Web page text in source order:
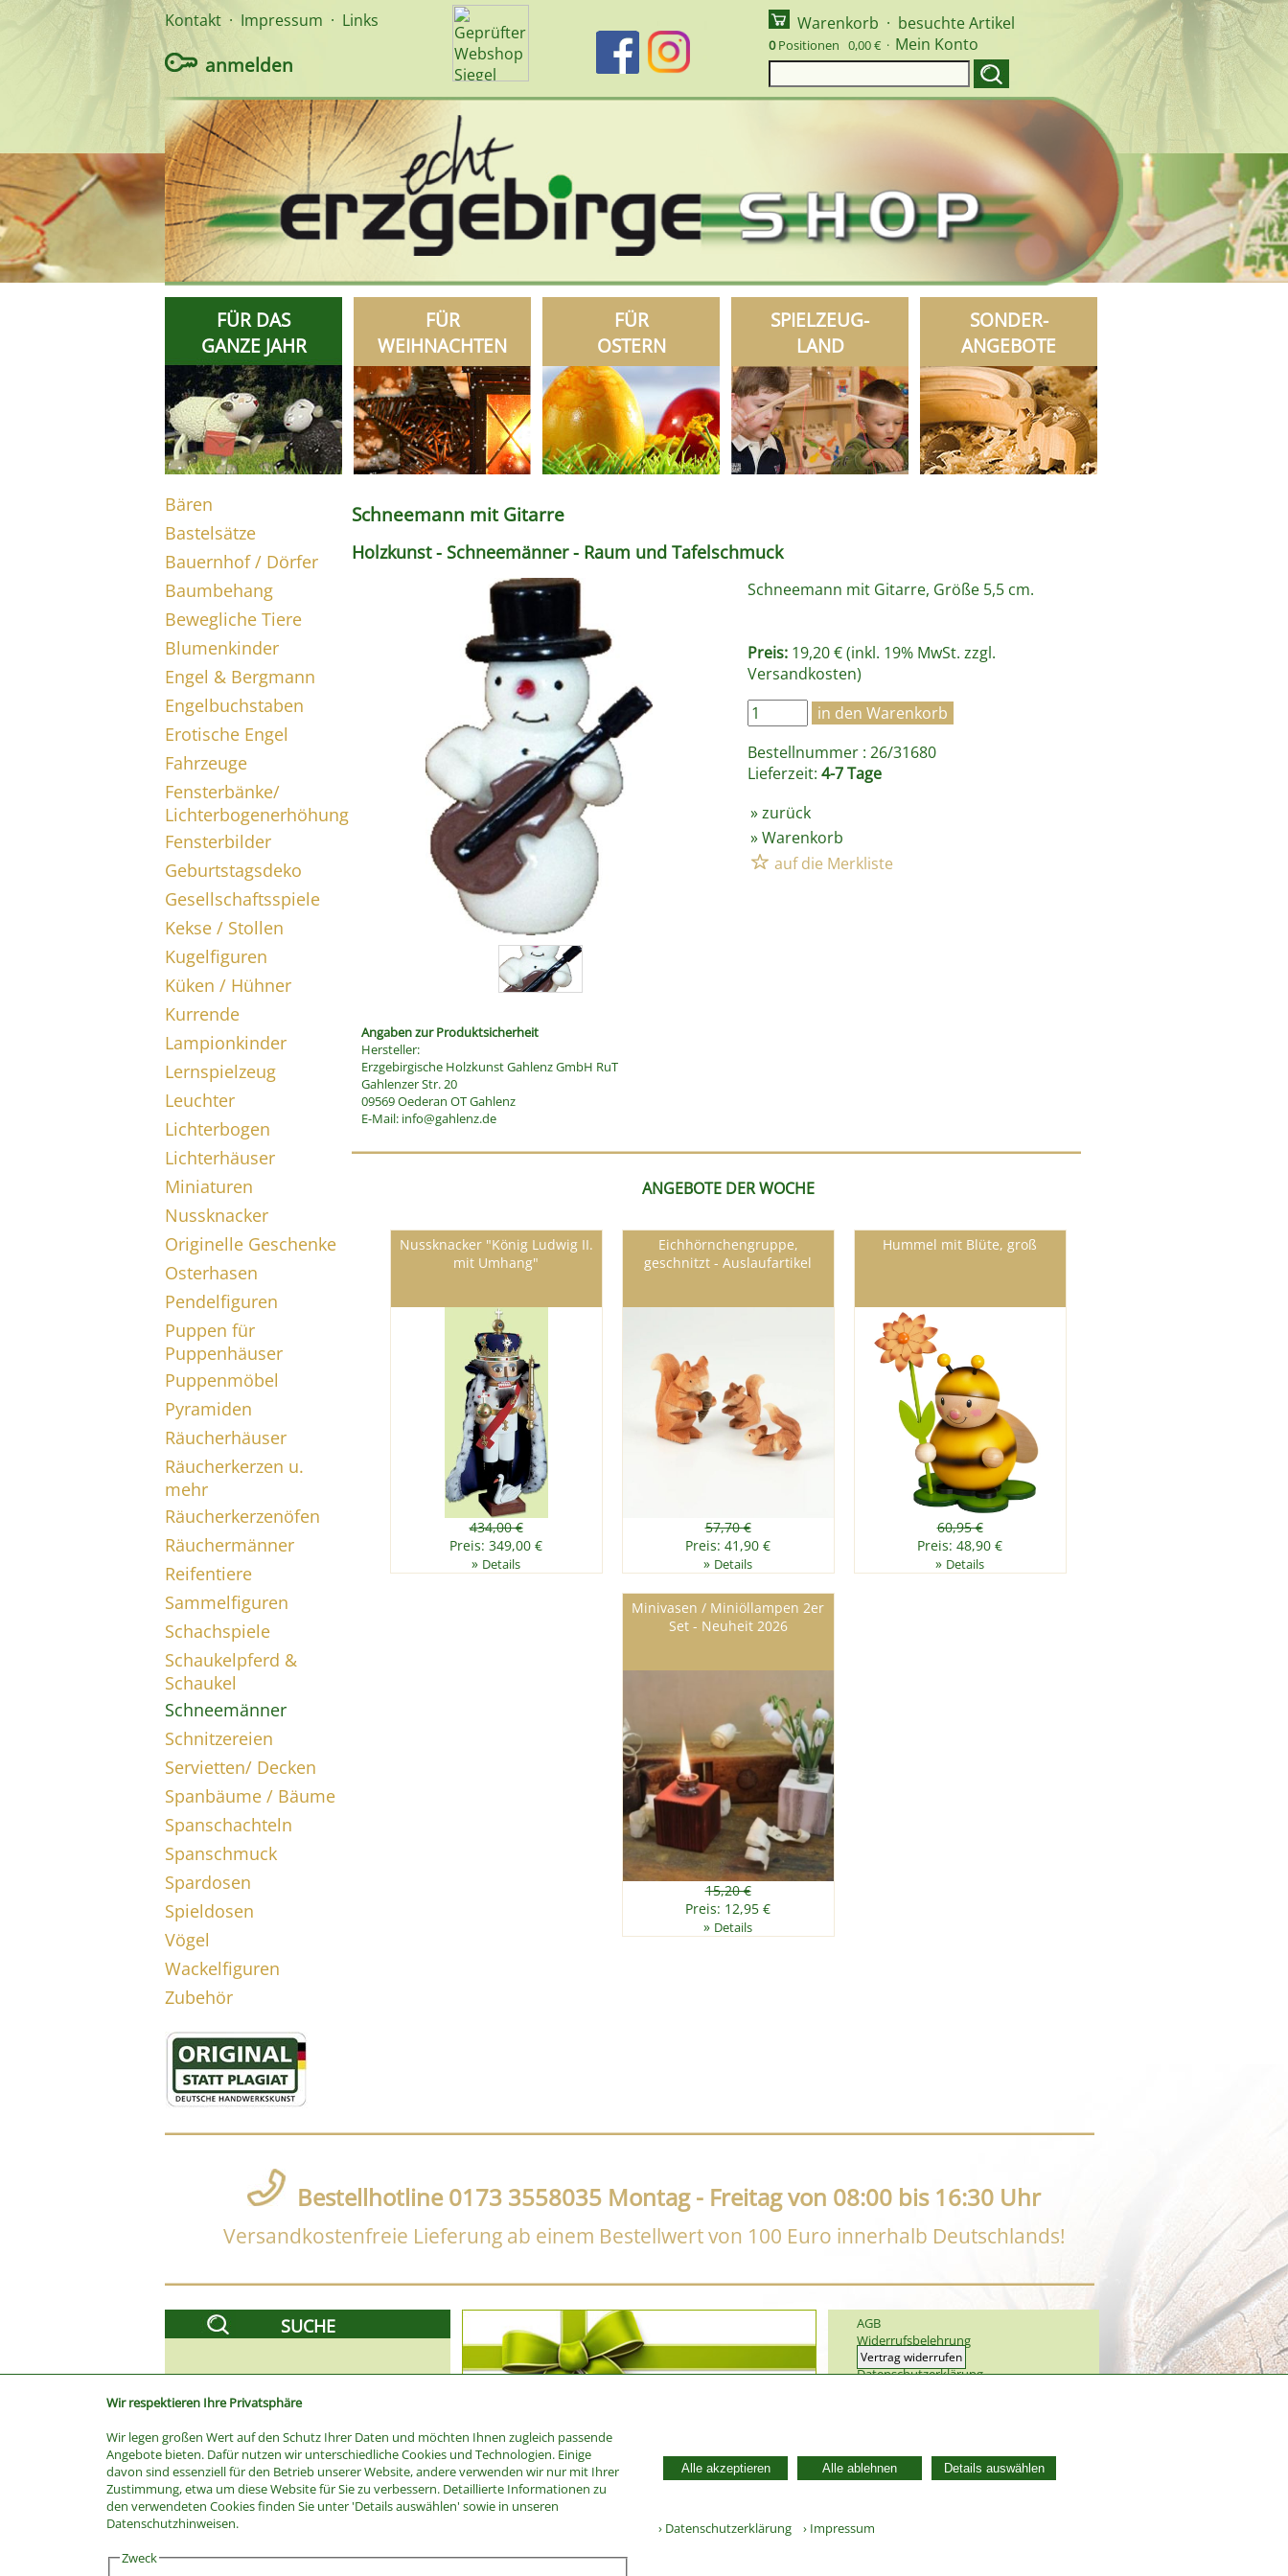
Wir respektieren Ihre Privatsphäre
Wir legen großen Wert auf den Schutz Ihrer Daten und möchten Ihnen zugleich passende
Angebote bieten. Dafür nutzen wir unterschiedliche Cookies und Technologien. Einige
davon sind essenziell für den Betrieb unserer Website, andere verwenden wir nur mit Ihrer
Zustimmung, etwa um diese Website für Sie zu verbessern. Detaillierte Informationen zu
den verwendeten Cookies finden Sie unter 'Details auswählen' sowie in unseren
Datenschutzhinweisen.
Zweck
Alle akzeptieren Alle ablehnen Details auswählen
› Datenschutzerklärung › Impressum
Kontakt · Impressum · Links
anmelden
Warenkorb · besuchte Artikel
0Positionen 0,00 € · Mein Konto
FÜR DAS
GANZE JAHR
FÜR
WEIHNACHTEN
FÜR
OSTERN
SPIELZEUG-
LAND
SONDER-
ANGEBOTE
Bären
Bastelsätze
Bauernhof / Dörfer
Baumbehang
Bewegliche Tiere
Blumenkinder
Engel & Bergmann
Engelbuchstaben
Erotische Engel
Fahrzeuge
Fensterbänke/
Lichterbogenerhöhung
Fensterbilder
Geburtstagsdeko
Gesellschaftsspiele
Kekse / Stollen
Kugelfiguren
Küken / Hühner
Kurrende
Lampionkinder
Lernspielzeug
Leuchter
Lichterbogen
Lichterhäuser
Miniaturen
Nussknacker
Originelle Geschenke
Osterhasen
Pendelfiguren
Puppen für
Puppenhäuser
Puppenmöbel
Pyramiden
Räucherhäuser
Räucherkerzen u.
mehr
Räucherkerzenöfen
Räuchermänner
Reifentiere
Sammelfiguren
Schachspiele
Schaukelpferd &
Schaukel
Schneemänner
Schnitzereien
Servietten/ Decken
Spanbäume / Bäume
Spanschachteln
Spanschmuck
Spardosen
Spieldosen
Vögel
Wackelfiguren
Zubehör
Schneemann mit Gitarre
Holzkunst - Schneemänner - Raum und Tafelschmuck
Schneemann mit Gitarre, Größe 5,5 cm.
Preis: 19,20 € (inkl. 19% MwSt. zzgl.
Versandkosten)
Bestellnummer : 26/31680
Lieferzeit: 4-7 Tage
»zurück
»Warenkorb
Angaben zur Produktsicherheit
Hersteller:
Erzgebirgische Holzkunst Gahlenz GmbH RuT
Gahlenzer Str. 20
09569 Oederan OT Gahlenz
E-Mail: info@gahlenz.de
ANGEBOTE DER WOCHE
Nussknacker "König Ludwig II.
mit Umhang"
434,00 €
Preis: 349,00 €
» Details
Eichhörnchengruppe,
geschnitzt - Auslaufartikel
57,70 €
Preis: 41,90 €
» Details
Hummel mit Blüte, groß
60,95 €
Preis: 48,90 €
» Details
Minivasen / Miniöllampen 2er
Set - Neuheit 2026
15,20 €
Preis: 12,95 €
» Details
Bestellhotline 0173 3558035 Montag - Freitag von 08:00 bis 16:30 Uhr
Versandkostenfreie Lieferung ab einem Bestellwert von 100 Euro innerhalb Deutschlands!
SUCHE
Stichwort
AGB
Widerrufsbelehrung
Vertrag widerrufen
Datenschutzerklärung
29659